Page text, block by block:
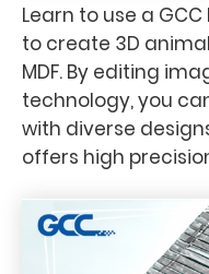
Learn to use a
to create 3D
MDF. By editing
technology, you
with diverse
offers high